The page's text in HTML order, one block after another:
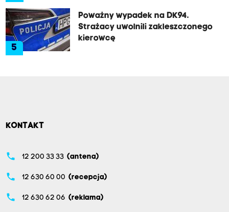
5
Poważny wypadek na DK94.
Strażacy uwolnili zakleszczonego
kierowcę
KONTAKT
phone 12 200 33 33 (antena)
phone 12 630 60 00 (recepcja)
phone 12 630 62 06 (reklama)